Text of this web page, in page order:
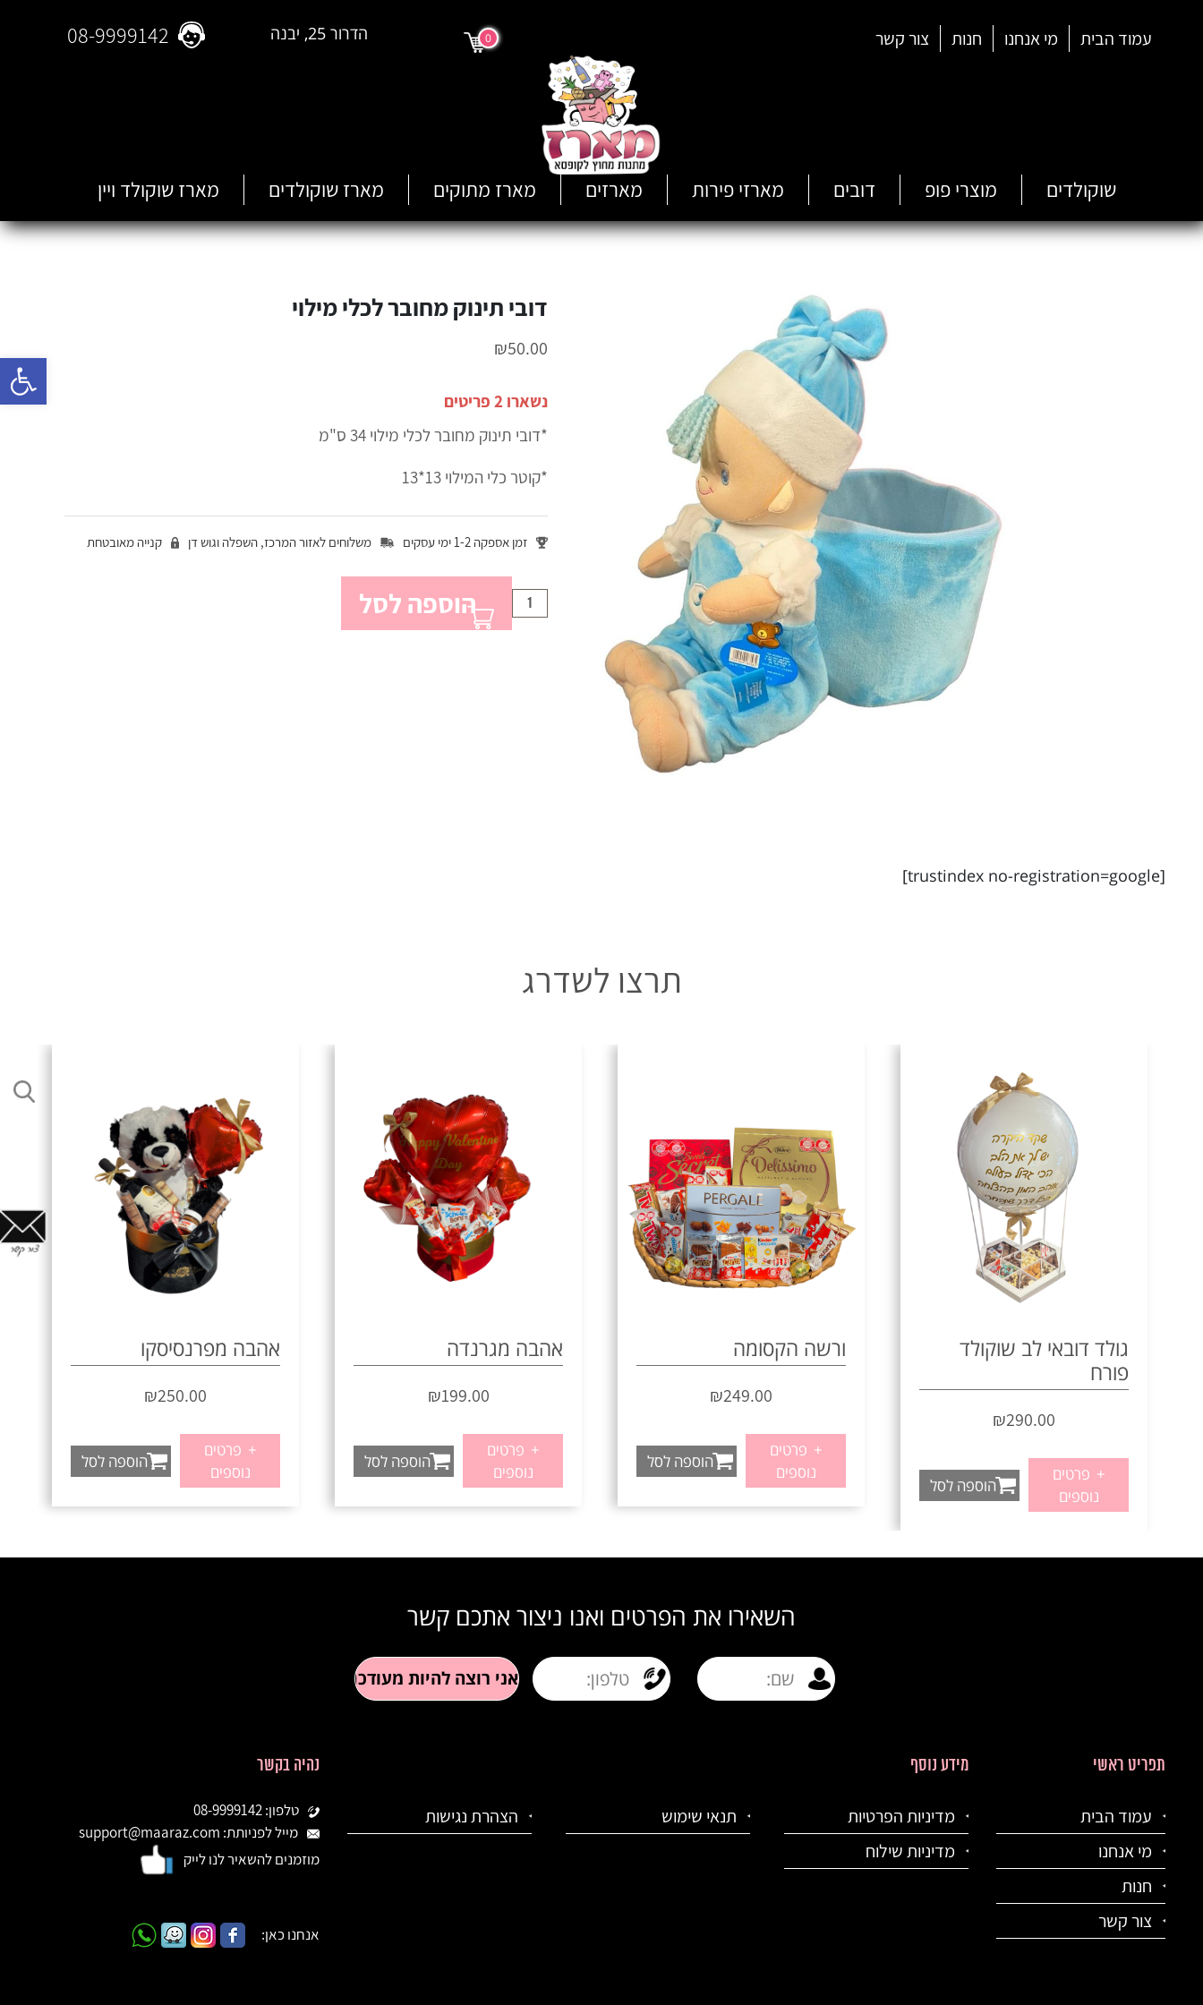
עמוד הבית מי אנחנו חנות צור קשר 0 הדרור 25, יבנה 08-9999142
שוקולדים מוצרי פופ דובים מארזי פירות מארזים מארז מתוקים מארז שוקולדים מארז שוקולד ויין
דובי תינוק מחובר לכלי מילוי
₪50.00
נשארו 2 פריטים
*דובי תינוק מחובר לכלי מילוי 34 ס"מ
*קוטר כלי המילוי 13*13
זמן אספקה 1-2 ימי עסקים משלוחים לאזור המרכז, השפלה וגוש דן קנייה מאובטחת
כמות הוספה לסל
[trustindex no-registration=google]
תרצו לשדרג
גולד דובאי לב שוקולד
פורח
₪290.00
+ פרטים
נוספים
הוספה לסל
ורשה הקסומה
₪249.00
+ פרטים
נוספים
הוספה לסל
אהבה מגרנדה
₪199.00
+ פרטים
נוספים
הוספה לסל
אהבה מפרנסיסקו
₪250.00
+ פרטים
נוספים
הוספה לסל
השאירו את הפרטים ואנו ניצור אתכם קשר
תפריט ראשי
עמוד הבית
מי אנחנו
חנות
צור קשר
מידע נוסף
מדיניות הפרטיות תנאי שימוש
הצהרת נגישות
מדיניות שילוח
נהיה בקשר
טלפון: 08-9999142
מייל לפניותת: support@maaraz.com
מוזמנים להשאיר לנו לייק
אנחנו כאן: